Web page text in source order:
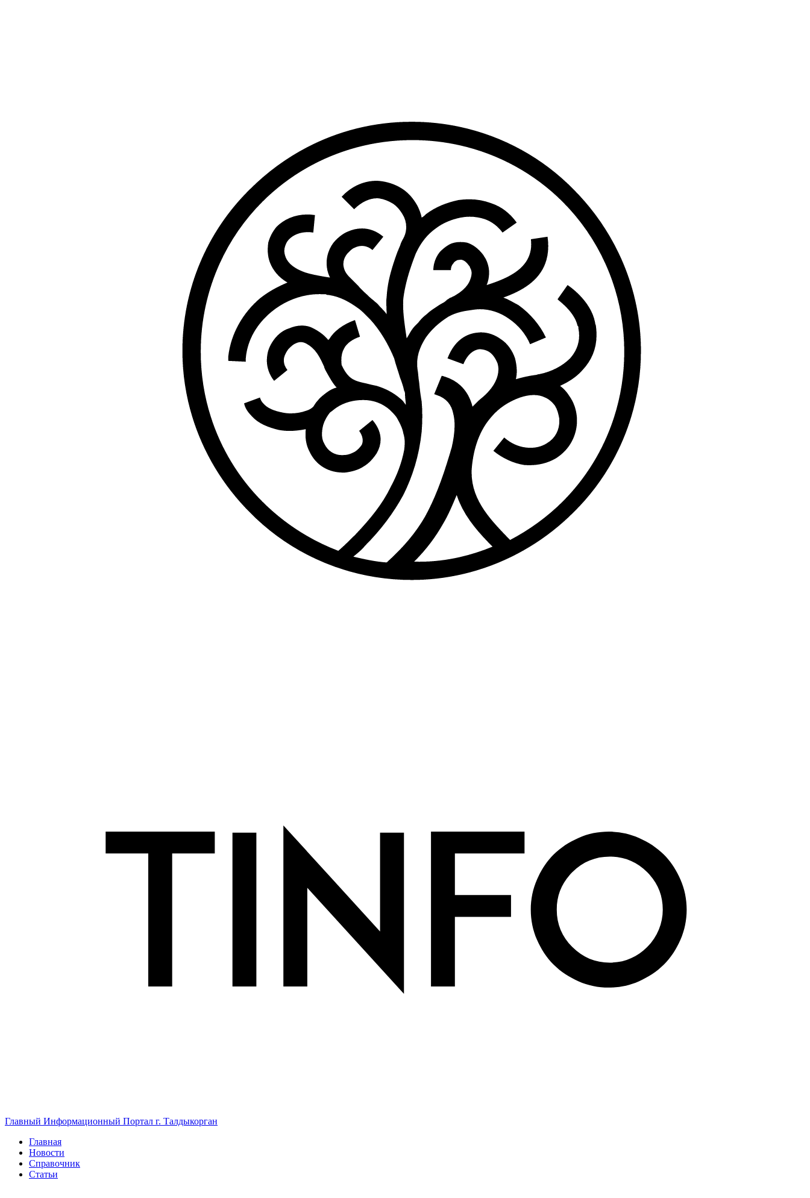
Главный Информационный Портал г. Талдыкорган
Главная
Новости
Справочник
Статьи